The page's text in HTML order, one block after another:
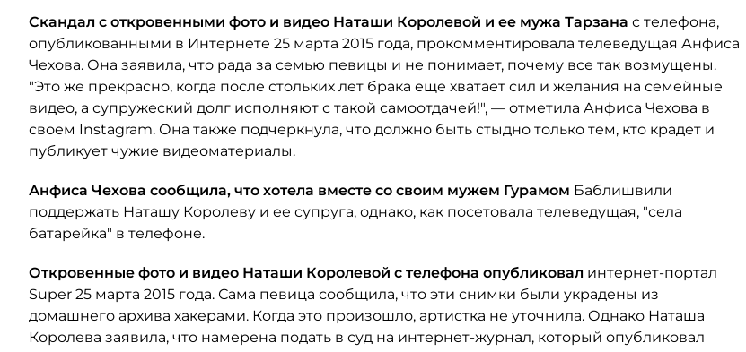
Скандал с откровенными фото и видео Наташи Королевой и ее мужа Тарзана с телефона,
опубликованными в Интернете 25 марта 2015 года, прокомментировала телеведущая Анфиса
Чехова. Она заявила, что рада за семью певицы и не понимает, почему все так возмущены.
"Это же прекрасно, когда после стольких лет брака еще хватает сил и желания на семейные
видео, а супружеский долг исполняют с такой самоотдачей!", — отметила Анфиса Чехова в
своем Instagram. Она также подчеркнула, что должно быть стыдно только тем, кто крадет и
публикует чужие видеоматериалы.
Анфиса Чехова сообщила, что хотела вместе со своим мужем Гурамом Баблишвили
поддержать Наташу Королеву и ее супруга, однако, как посетовала телеведущая, "села
батарейка" в телефоне.
Откровенные фото и видео Наташи Королевой с телефона опубликовал интернет-портал
Super 25 марта 2015 года. Сама певица сообщила, что эти снимки были украдены из
домашнего архива хакерами. Когда это произошло, артистка не уточнила. Однако Наташа
Королева заявила, что намерена подать в суд на интернет-журнал, который опубликовал